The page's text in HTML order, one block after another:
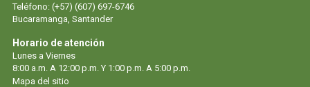
Teléfono: (+57) (607) 697-6746
Bucaramanga, Santander
Horario de atención
Lunes a Viernes
8:00 a.m. A 12:00 p.m. Y 1:00 p.m. A 5:00 p.m.
Mapa del sitio